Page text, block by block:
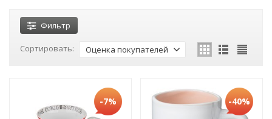
Фильтр
Сортировать: Оценка покупателей
-7% -40%